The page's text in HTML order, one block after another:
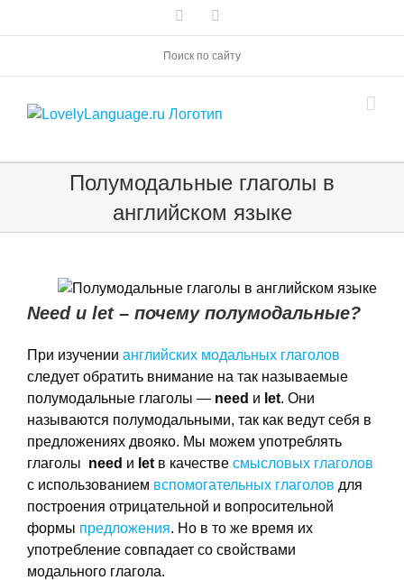
Поиск по сайту
Полумодальные глаголы в
английском языке
Need и let – почему полумодальные?
При изучении английских модальных глаголов
следует обратить внимание на так называемые
полумодальные глаголы — need и let. Они
называются полумодальными, так как ведут себя в
предложениях двояко. Мы можем употреблять
глаголы need и let в качестве смысловых глаголов
с использованием вспомогательных глаголов для
построения отрицательной и вопросительной
формы предложения. Но в то же время их
употребление совпадает со свойствами
модального глагола.